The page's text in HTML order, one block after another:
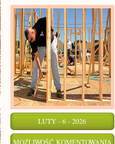
LUTY - 6 - 2026
MOŻLIWOŚĆ KOMENTOWANIA